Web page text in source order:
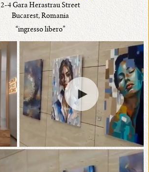
2-4 Gara Herastrau Street
Bucarest, Romania
“ingresso libero”